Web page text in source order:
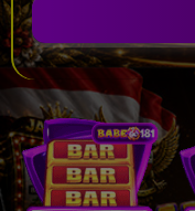
💵